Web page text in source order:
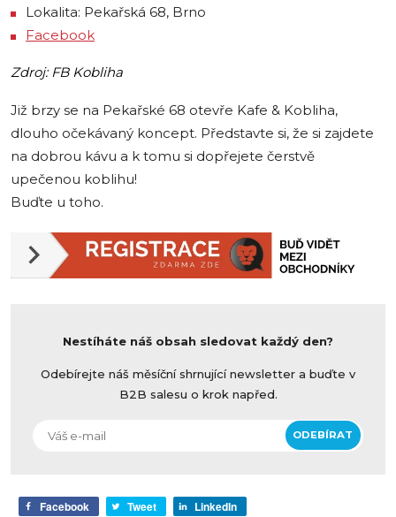
Lokalita: Pekařská 68, Brno
Facebook
Zdroj: FB Kobliha
Již brzy se na Pekařské 68 otevře Kafe & Kobliha,
dlouho očekávaný koncept. Představte si, že si zajdete
na dobrou kávu a k tomu si dopřejete čerstvě
upečenou koblihu!
Buďte u toho.
Nestíháte náš obsah sledovat každý den?
Odebírejte náš měsíční shrnující newsletter a buďte v
B2B salesu o krok napřed.
Facebook Tweet LinkedIn